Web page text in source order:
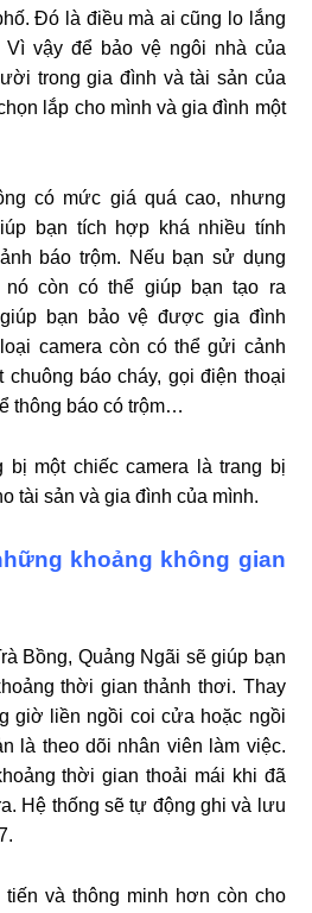
Đó là điều mà ai cũng lo lắng
Vì vậy để bảo vệ ngôi nhà của
trong gia đình và tài sản của
lắp cho mình và gia đình một
có mức giá quá cao, nhưng
bạn tích hợp khá nhiều tính
báo trộm. Nếu bạn sử dụng
còn có thể giúp bạn tạo ra
bạn bảo vệ được gia đình
camera còn có thể gửi cảnh
chuông báo cháy, gọi điện thoại
thông báo có trộm…
bị một chiếc camera là trang bị
tài sản và gia đình của mình.
khoảng không gian
Bồng, Quảng Ngãi sẽ giúp bạn
thời gian thảnh thơi. Thay
giờ liền ngồi coi cửa hoặc ngồi
là theo dõi nhân viên làm việc.
thời gian thoải mái khi đã
Hệ thống sẽ tự động ghi và lưu
và thông minh hơn còn cho